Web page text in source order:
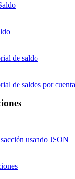
de saldo
de saldos por cuenta
usando JSON